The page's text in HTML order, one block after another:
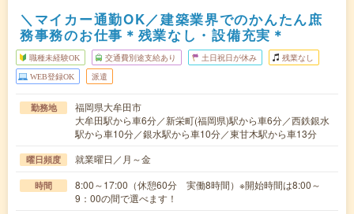
＼マイカー通勤OK／建築業界でのかんたん庶
務事務のお仕事＊残業なし・設備充実＊
職種未経験OK 交通費別途支給あり 土日祝日が休み 残業なし
WEB登録OK 派遣
勤務地
福岡県大牟田市
大牟田駅から車6分／新栄町(福岡県)駅から車6分／西鉄銀水
駅から車10分／銀水駅から車10分／東甘木駅から車13分
曜日頻度 就業曜日／月～金
時間
8:00～17:00（休憩60分 実働8時間）※開始時間は8:00～
9：00の間で選べます！